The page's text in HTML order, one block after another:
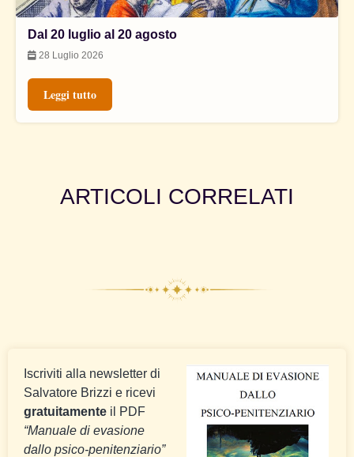
Dal 20 luglio al 20 agosto
28 Luglio 2026
Leggi tutto
ARTICOLI CORRELATI
Iscriviti alla newsletter di
Salvatore Brizzi e ricevi
gratuitamente il PDF
“Manuale di evasione
dallo psico-penitenziario”